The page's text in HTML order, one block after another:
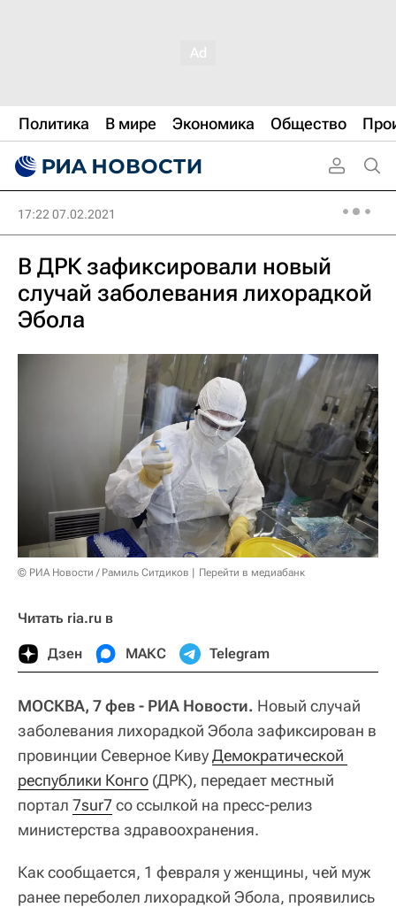
Политика В мире Экономика Общество
17:22 07.02.2021
В ДРК зафиксировали новый
случай заболевания лихорадкой
Эбола
© РИА Новости / Рамиль Ситдиков Перейти в медиабанк
Читать ria.ru в
Дзен МАКС Telegram
МОСКВА, 7 фев - РИА Новости. Новый случай
заболевания лихорадкой Эбола зафиксирован в
провинции Северное КивуДемократической
республики Конго (ДРК), передает местный
портал 7sur7со ссылкой на пресс-релиз
министерства здравоохранения.
Как сообщается, 1 февраля у женщины, чей муж
ранее переболел лихорадкой Эбола, проявились